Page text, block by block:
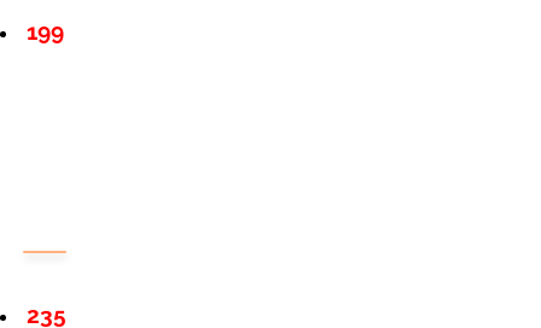
199
235